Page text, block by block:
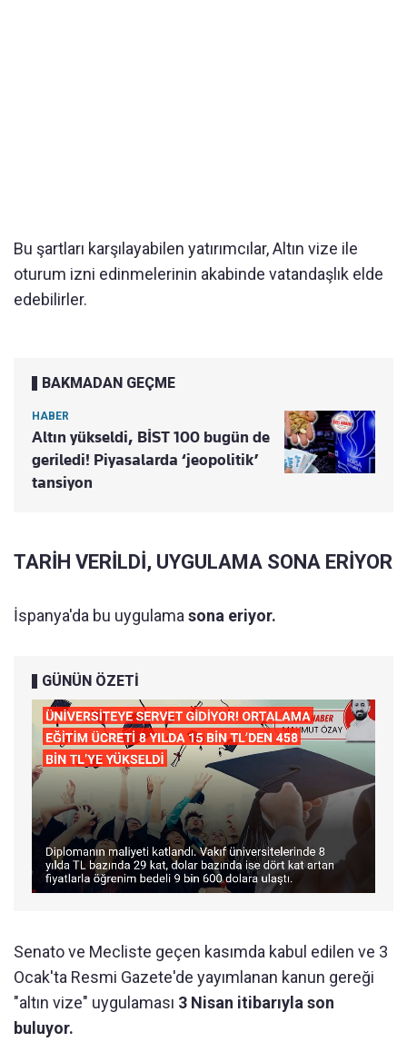
Bu şartları karşılayabilen yatırımcılar, Altın vize ile
oturum izni edinmelerinin akabinde vatandaşlık elde
edebilirler.
BAKMADAN GEÇME
HABER
Altın yükseldi, BİST 100 bugün de
geriledi! Piyasalarda ‘jeopolitik’
tansiyon
TARİH VERİLDİ, UYGULAMA SONA ERİYOR
İspanya'da bu uygulama sona eriyor.
GÜNÜN ÖZETİ
Senato ve Mecliste geçen kasımda kabul edilen ve 3
Ocak'ta Resmi Gazete'de yayımlanan kanun gereği
"altın vize" uygulaması 3 Nisan itibarıyla son
buluyor.